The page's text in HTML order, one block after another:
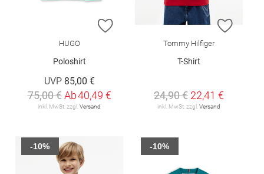
ZUR WUNSCHLISTE HINZUFÜGEN
HUGO
Poloshirt
UVP 85,00 €
75,00 € Ab40,49 €
inkl. MwSt. zzgl. Versand
ZUR
Tommy Hilfiger
T-Shirt
24,90 € 22,41 €
inkl. MwSt. zzgl. Versand
-10% -10%